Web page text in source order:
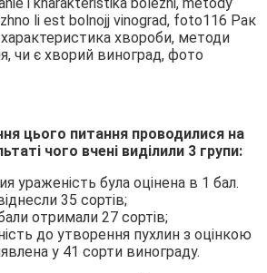
цього питання проводилися на
чого вчені виділили 3 групи:
ураженість була оцінена в 1 бал.
35 сортів;
отримали 27 сортів;
до утворення пухлин з оцінкою
у 41 сорти винограду.